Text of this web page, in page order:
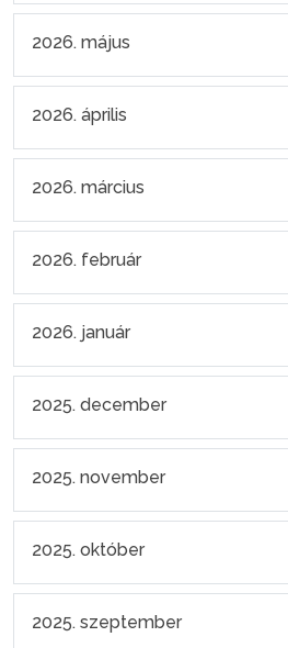
2026. május
2026. április
2026. március
2026. február
2026. január
2025. december
2025. november
2025. október
2025. szeptember